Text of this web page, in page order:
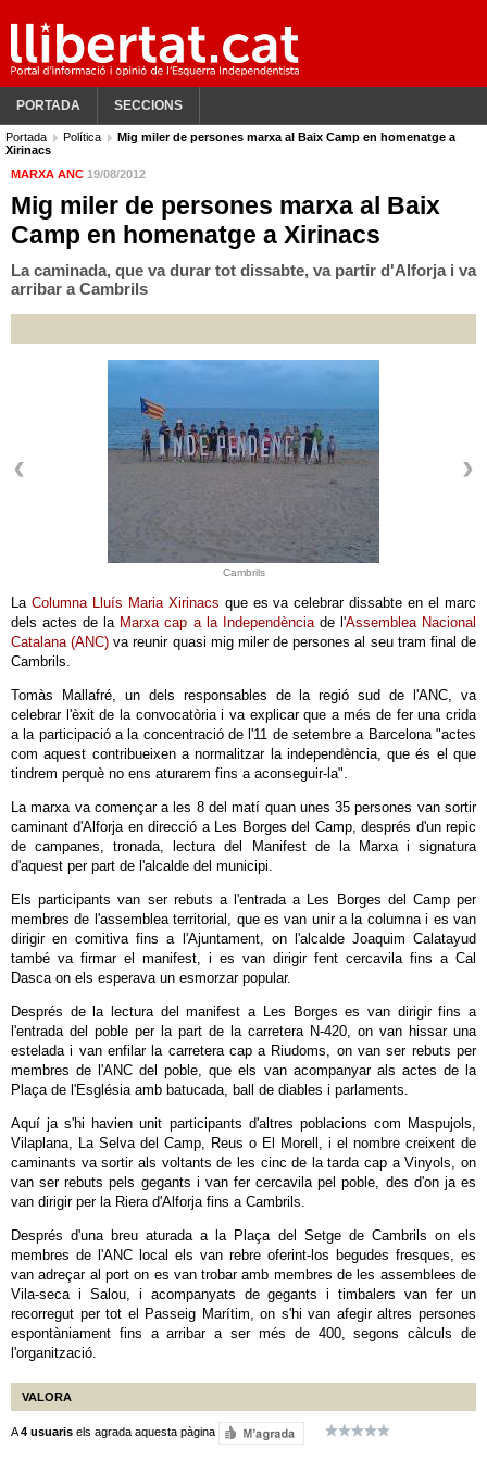
PORTADA SECCIONS
Portada Política
Mig miler de persones marxa al Baix Camp en homenatge a
Xirinacs
MARXA ANC 19/08/2012
Mig miler de persones marxa al Baix
Camp en homenatge a Xirinacs
La caminada, que va durar tot dissabte, va partir d'Alforja i va
arribar a Cambrils
Cambrils
La Columna Lluís Maria Xirinacs que es va celebrar dissabte en el marc
dels actes de la Marxa cap a la Independènciade l'Assemblea Nacional
Catalana (ANC) va reunir quasi mig miler de persones al seu tram final de
Cambrils.
Tomàs Mallafré, un dels responsables de la regió sud de l'ANC, va
celebrar l'èxit de la convocatòria i va explicar que a més de fer una crida
a la participació a la concentració de l'11 de setembre a Barcelona "actes
com aquest contribueixen a normalitzar la independència, que és el que
tindrem perquè no ens aturarem fins a aconseguir-la".
La marxa va començar a les 8 del matí quan unes 35 persones van sortir
caminant d'Alforja en direcció a Les Borges del Camp, després d'un repic
de campanes, tronada, lectura del Manifest de la Marxa i signatura
d'aquest per part de l'alcalde del municipi.
Els participants van ser rebuts a l'entrada a Les Borges del Camp per
membres de l'assemblea territorial, que es van unir a la columna i es van
dirigir en comitiva fins a l'Ajuntament, on l'alcalde Joaquim Calatayud
també va firmar el manifest, i es van dirigir fent cercavila fins a Cal
Dasca on els esperava un esmorzar popular.
Després de la lectura del manifest a Les Borges es van dirigir fins a
l'entrada del poble per la part de la carretera N-420, on van hissar una
estelada i van enfilar la carretera cap a Riudoms, on van ser rebuts per
membres de l'ANC del poble, que els van acompanyar als actes de la
Plaça de l'Església amb batucada, ball de diables i parlaments.
Aquí ja s'hi havien unit participants d'altres poblacions com Maspujols,
Vilaplana, La Selva del Camp, Reus o El Morell, i el nombre creixent de
caminants va sortir als voltants de les cinc de la tarda cap a Vinyols, on
van ser rebuts pels gegants i van fer cercavila pel poble, des d'on ja es
van dirigir per la Riera d'Alforja fins a Cambrils.
Després d'una breu aturada a la Plaça del Setge de Cambrils on els
membres de l'ANC local els van rebre oferint-los begudes fresques, es
van adreçar al port on es van trobar amb membres de les assemblees de
Vila-seca i Salou, i acompanyats de gegants i timbalers van fer un
recorregut per tot el Passeig Marítim, on s'hi van afegir altres persones
espontàniament fins a arribar a ser més de 400, segons càlculs de
l'organització.
VALORA
A4 usuaris els agrada aquesta pàgina